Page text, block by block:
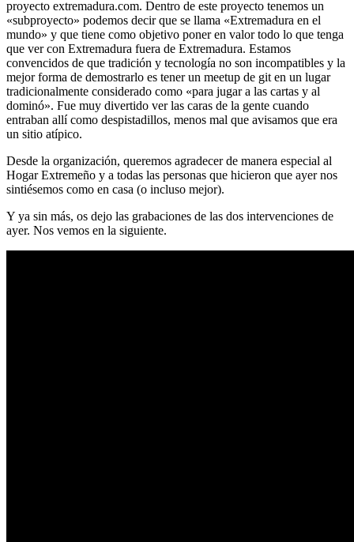
proyecto extremadura.com. Dentro de este proyecto tenemos un
«subproyecto» podemos decir que se llama «Extremadura en el
mundo» y que tiene como objetivo poner en valor todo lo que tenga
que ver con Extremadura fuera de Extremadura. Estamos
convencidos de que tradición y tecnología no son incompatibles y la
mejor forma de demostrarlo es tener un meetup de git en un lugar
tradicionalmente considerado como «para jugar a las cartas y al
dominó». Fue muy divertido ver las caras de la gente cuando
entraban allí como despistadillos, menos mal que avisamos que era
un sitio atípico.
Desde la organización, queremos agradecer de manera especial al
Hogar Extremeño y a todas las personas que hicieron que ayer nos
sintiésemos como en casa (o incluso mejor).
Y ya sin más, os dejo las grabaciones de las dos intervenciones de
ayer. Nos vemos en la siguiente.